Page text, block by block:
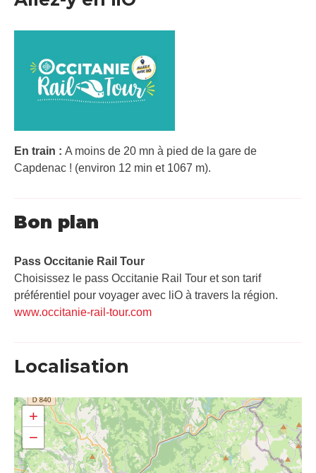
En train : A moins de 20 mn à pied de la gare de
Capdenac ! (environ 12 min et 1067 m).
Bon plan
Pass Occitanie Rail Tour​
Choisissez le pass Occitanie Rail Tour et son tarif
préférentiel pour voyager avec liO à travers la région.
www.occitanie-rail-tour.com
Localisation
+
−